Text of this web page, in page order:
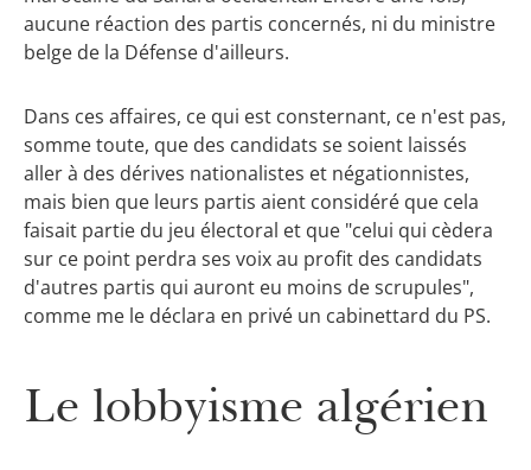
aucune réaction des partis concernés, ni du ministre
belge de la Défense d'ailleurs.
Dans ces affaires, ce qui est consternant, ce n'est pas,
somme toute, que des candidats se soient laissés
aller à des dérives nationalistes et négationnistes,
mais bien que leurs partis aient considéré que cela
faisait partie du jeu électoral et que "celui qui cèdera
sur ce point perdra ses voix au profit des candidats
d'autres partis qui auront eu moins de scrupules",
comme me le déclara en privé un cabinettard du PS.
Le lobbyisme algérien